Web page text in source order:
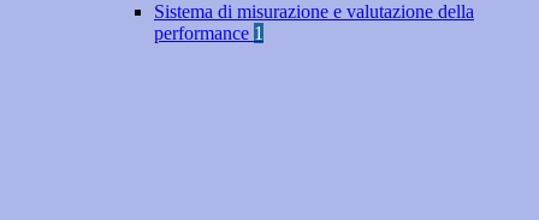
Sistema di misurazione e valutazione della
performance 1